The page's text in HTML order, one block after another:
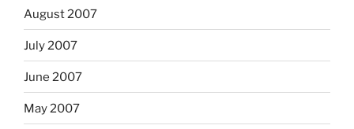
August 2007
July 2007
June 2007
May 2007